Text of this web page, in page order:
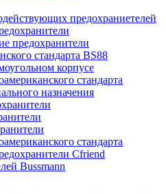
предохраниетелей
предохранители
стандарта BS88
корпусе
стандарта
назначения
стандарта
Cfriend
Bussmann